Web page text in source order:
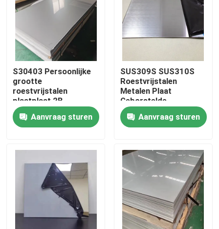
Videos
Ongeveer ons
Fabrieksreis
Kwaliteitscontrole
Nieuws
Gevallen
ss naadloze buis
S30403 Persoonlijke
grootte
roestvrijstalen
plaatplaat 2B
Afwerking
koudgewalst polijst
voor huishoudelijke
Aanvraag sturen
SUS309S SUS310S
Roestvrijstalen
Metalen Plaat
Geborstelde
Afwerking Koud Voor
Bouwconstructies
Aanvraag sturen